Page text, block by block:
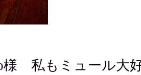
様 私もミュール大